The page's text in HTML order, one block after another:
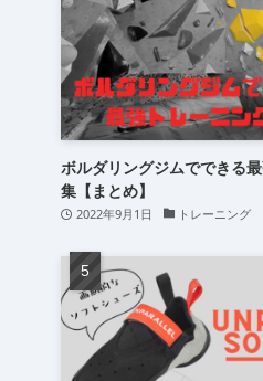
ボルダリングジムでできる
集【まとめ】
2022年9月1日 トレーニング